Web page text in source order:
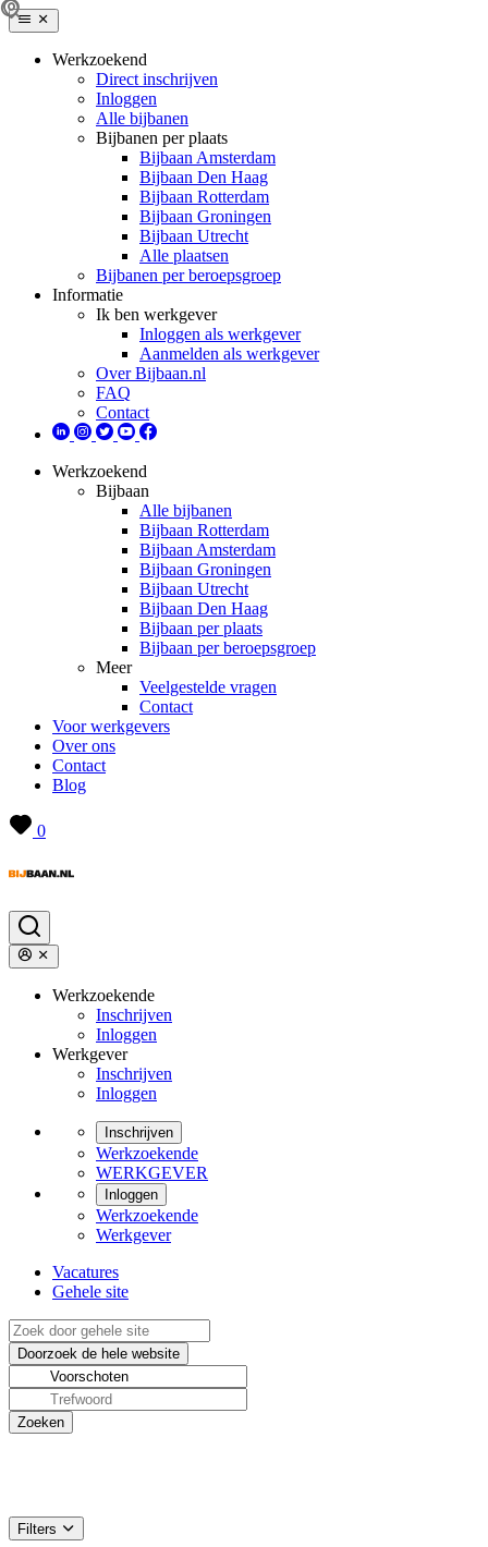
Werkzoekend
Direct inschrijven
Inloggen
Alle bijbanen
Bijbanen per plaats
Bijbaan Amsterdam
Bijbaan Den Haag
Bijbaan Rotterdam
Bijbaan Groningen
Bijbaan Utrecht
Alle plaatsen
Bijbanen per beroepsgroep
Informatie
Ik ben werkgever
Inloggen als werkgever
Aanmelden als werkgever
Over Bijbaan.nl
FAQ
Contact
Werkzoekend
Bijbaan
Alle bijbanen
Bijbaan Rotterdam
Bijbaan Amsterdam
Bijbaan Groningen
Bijbaan Utrecht
Bijbaan Den Haag
Bijbaan per plaats
Bijbaan per beroepsgroep
Meer
Veelgestelde vragen
Contact
Voor werkgevers
Over ons
Contact
Blog
0
Werkzoekende
Inschrijven
Inloggen
Werkgever
Inschrijven
Inloggen
Inschrijven
Werkzoekende
WERKGEVER
Inloggen
Werkzoekende
Werkgever
Vacatures
Gehele site
Filters